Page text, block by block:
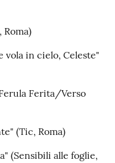
vola in cielo, Celeste"
Ferita/Verso
(Tic, Roma)
(Sensibili alle foglie,